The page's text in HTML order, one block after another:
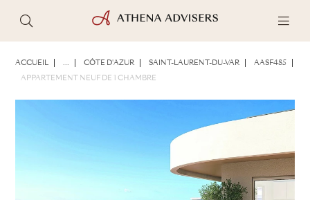
ACCUEIL ... CÔTE D'AZUR SAINT-LAURENT-DU-VAR AASF485
APPARTEMENT NEUF DE 1 CHAMBRE